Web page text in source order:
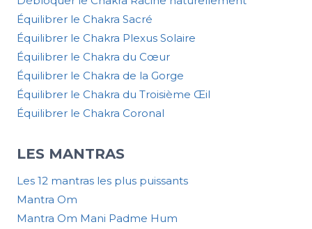
Équilibrer le Chakra Sacré
Équilibrer le Chakra Plexus Solaire
Équilibrer le Chakra du Cœur
Équilibrer le Chakra de la Gorge
Équilibrer le Chakra du Troisième Œil
Équilibrer le Chakra Coronal
LES MANTRAS
Les 12 mantras les plus puissants
Mantra Om
Mantra Om Mani Padme Hum